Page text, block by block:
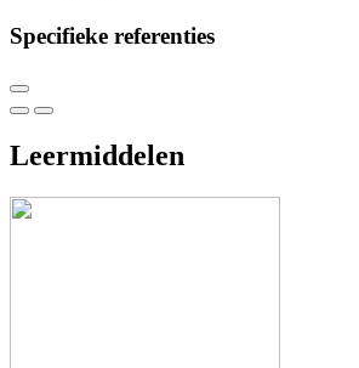
Specifieke referenties
Leermiddelen